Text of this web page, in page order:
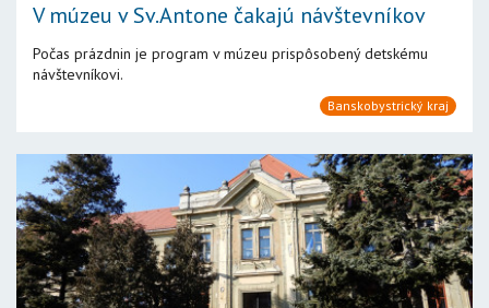
V múzeu v Sv.Antone čakajú návštevníkov
Počas prázdnin je program v múzeu prispôsobený detskému
návštevníkovi.
Banskobystrický kraj